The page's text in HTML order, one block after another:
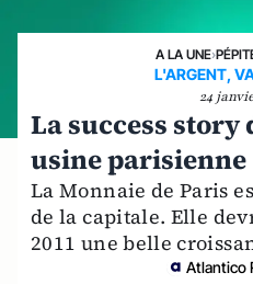
A LA UNE›
L'ARGENT,
24
La success
usine parisienne
La Monnaie de Paris
de la capitale. Elle
2011 une belle
Atlantico